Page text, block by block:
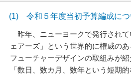
(1) 令和５年度当初予算編成につ
昨年、ニューヨークで発行されて
ェアーズ」という世界的に権威の
フューチャーデザインの取組みが紹
「数日、数カ月、数年という短期